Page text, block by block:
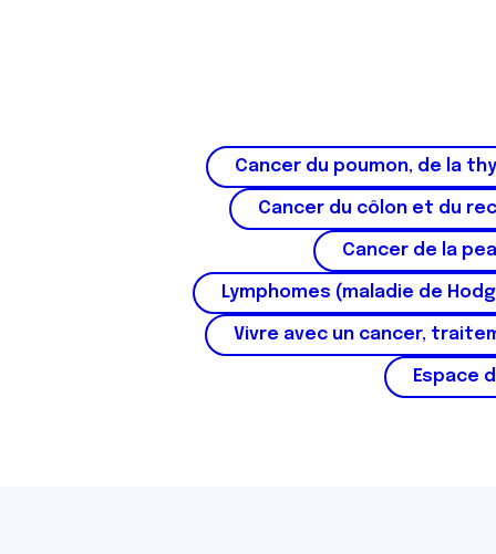
Cancer du poumon, de la
Cancer du côlon et du
Cancer de la
Lymphomes (maladie de
Vivre avec un cancer,
Espace